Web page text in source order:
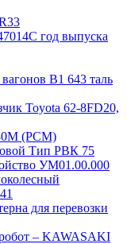
год выпуска
В1 643 таль
Toyota 62-8FD20,
(РСМ)
Тип РВК 75
УМ01.00.000
для перевозки
– KAWASAKI